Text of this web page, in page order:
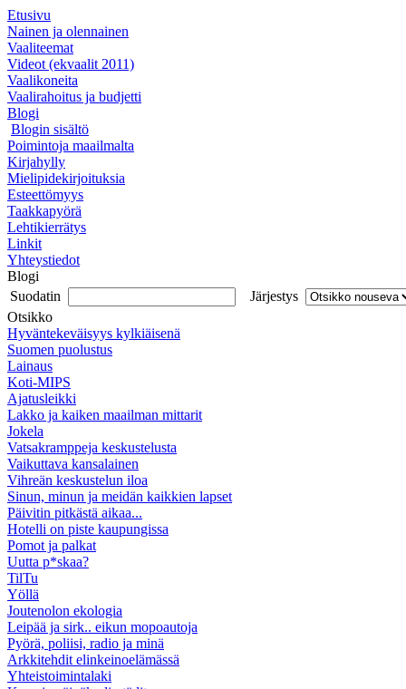
Etusivu
Nainen ja olennainen
Vaaliteemat
Videot (ekvaalit 2011)
Vaalikoneita
Vaalirahoitus ja budjetti
Blogi
Blogin sisältö
Poimintoja maailmalta
Kirjahylly
Mielipidekirjoituksia
Esteettömyys
Taakkapyörä
Lehtikierrätys
Linkit
Yhteystiedot
Blogi
Suodatin
Järjestys
Otsikko
Hyväntekeväisyys kylkiäisenä
Suomen puolustus
Lainaus
Koti-MIPS
Ajatusleikki
Lakko ja kaiken maailman mittarit
Jokela
Vatsakramppeja keskustelusta
Vaikuttava kansalainen
Vihreän keskustelun iloa
Sinun, minun ja meidän kaikkien lapset
Päivitin pitkästä aikaa...
Hotelli on piste kaupungissa
Pomot ja palkat
Uutta p*skaa?
TilTu
Yöllä
Joutenolon ekologia
Leipää ja sirk.. eikun mopoautoja
Pyörä, poliisi, radio ja minä
Arkkitehdit elinkeinoelämässä
Yhteistoimintalaki